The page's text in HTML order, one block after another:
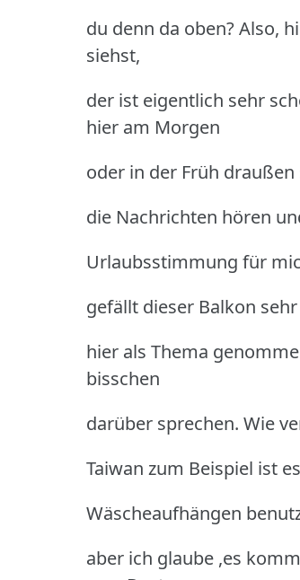
du denn da oben? Also,
siehst,
der ist eigentlich sehr
hier am Morgen
oder in der Früh
die Nachrichten hören
Urlaubsstimmung für
gefällt dieser Balkon
hier als Thema
bisschen
darüber sprechen. Wie
Taiwan zum Beispiel ist
Wäscheaufhängen
aber ich glaube ,es